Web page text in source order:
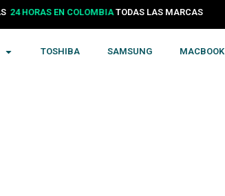
24 HORAS EN COLOMBIA TODAS LAS MARCAS
TOSHIBA SAMSUNG MACBOOK